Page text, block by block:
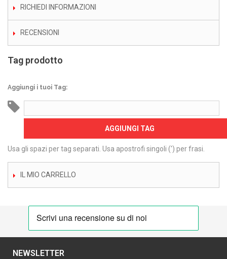
RICHIEDI INFORMAZIONI
RECENSIONI
Tag prodotto
Aggiungi i tuoi Tag:
AGGIUNGI TAG
Usa gli spazi per tag separati. Usa apostrofi singoli (') per frasi.
IL MIO CARRELLO
NEWSLETTER